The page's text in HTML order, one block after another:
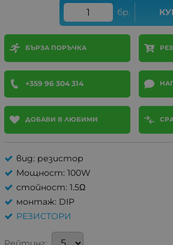
бр.
БЪРЗА ПОРЪЧКА
+359 96 304 314
ДОБАВИ В ЛЮБИМИ
вид: резистор
Мощност: 100W
стойност: 1.5Ω
монтаж: DIP
РЕЗИСТОРИ